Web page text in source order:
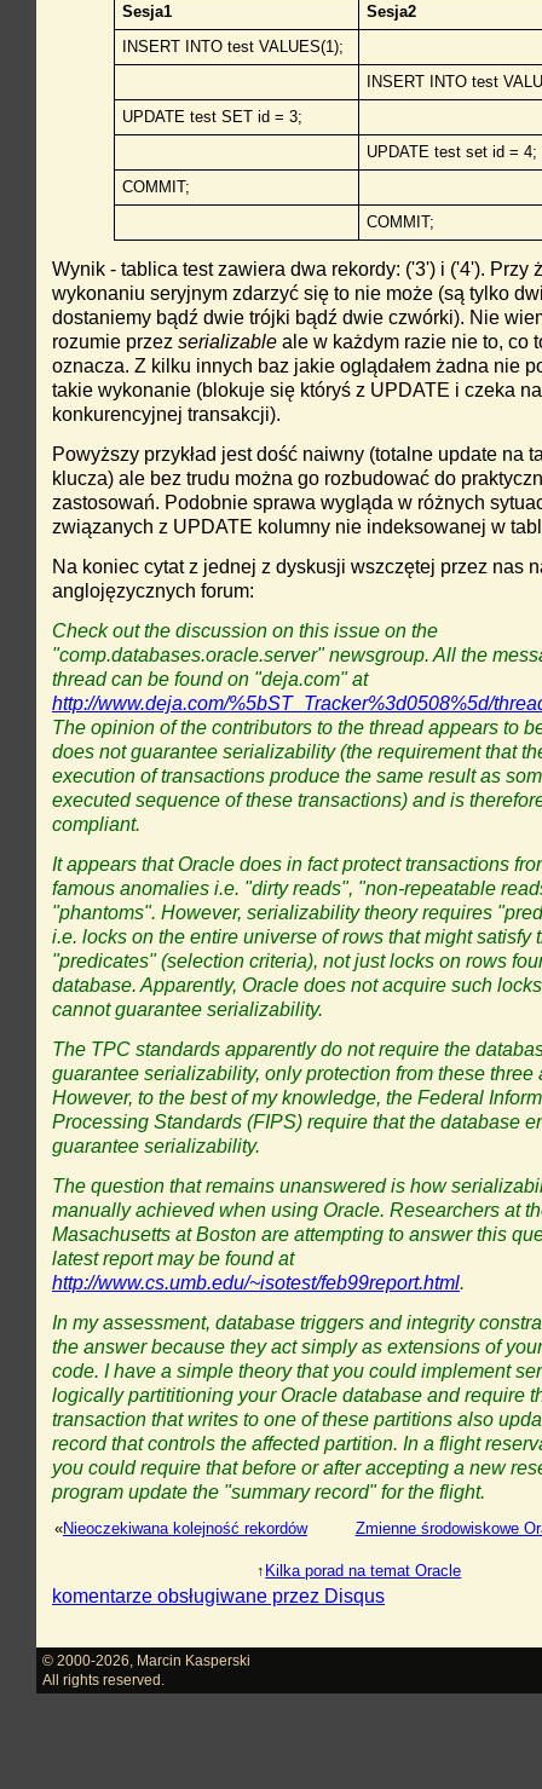
Sesja1
Sesja2
INSERT INTO test VALUES(1);
INSERT INTO test
UPDATE test SET id = 3;
UPDATE test set id = 4;
COMMIT;
COMMIT;
Wynik - tablica test zawiera dwa rekordy: ('3') i ('4'). Przy
wykonaniu seryjnym zdarzyć się to nie może (są tylko
dostaniemy bądź dwie trójki bądź dwie czwórki). Nie
rozumie przezserializable ale w każdym razie nie to, co
oznacza. Z kilku innych baz jakie oglądałem żadna nie
takie wykonanie (blokuje się któryś z UPDATE i czeka
konkurencyjnej transakcji).
Powyższy przykład jest dość naiwny (totalne update na
klucza) ale bez trudu można go rozbudować do
zastosowań. Podobnie sprawa wygląda w różnych
związanych z UPDATE kolumny nie indeksowanej w
Na koniec cytat z jednej z dyskusji wszczętej przez nas
anglojęzycznych forum:
Check out the discussion on this issue on the
"comp.databases.oracle.server" newsgroup. All the
thread can be found on "deja.com" at
http://www.deja.com/%5bST_Tracker%3d0508%5d/
The opinion of the contributors to the thread appears to
does not guarantee serializability (the requirement that
execution of transactions produce the same result as
executed sequence of these transactions) and is
compliant.
It appears that Oracle does in fact protect transactions
famous anomalies i.e. "dirty reads", "non-repeatable
"phantoms". However, serializability theory requires
i.e. locks on the entire universe of rows that might satisfy
"predicates" (selection criteria), not just locks on rows
database. Apparently, Oracle does not acquire such
cannot guarantee serializability.
The TPC standards apparently do not require the
guarantee serializability, only protection from these three
However, to the best of my knowledge, the Federal
Processing Standards (FIPS) require that the database
guarantee serializability.
The question that remains unanswered is how
manually achieved when using Oracle. Researchers at
Masachusetts at Boston are attempting to answer this
latest report may be found at
http://www.cs.umb.edu/~isotest/feb99report.html.
In my assessment, database triggers and integrity
the answer because they act simply as extensions of
code. I have a simple theory that you could implement
logically partititioning your Oracle database and require
transaction that writes to one of these partitions also
record that controls the affected partition. In a flight
you could require that before or after accepting a new
program update the "summary record" for the flight.
«Nieoczekiwana kolejność rekordów Zmienne środowiskowe
↑ Kilka porad na temat Oracle
komentarze obsługiwane przez Disqus
© 2000-2026
Marcin Kasperski
All rights reserved.